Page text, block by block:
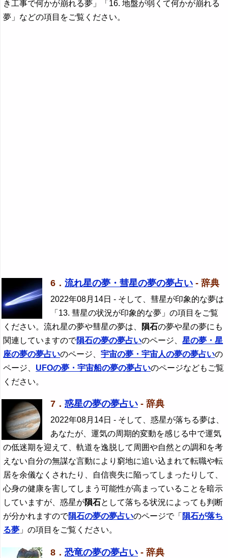
き工事で何かが崩れる夢」「16. 地盤が弱くて何かが崩れる
夢」などの項目をご覧ください。
6． 流れ星の夢・彗星の夢の夢占い - 辞典
2022年08月14日 - そして、彗星が印象的な夢は
「13. 彗星の状況が印象的な夢」の項目をご覧
ください。流れ星の夢や彗星の夢は、
隕石の夢や星の夢にも
関連していますので隕石の夢の夢占いのページ、星の夢・星
座の夢の夢占いのページ、宇宙の夢・宇宙人の夢の夢占いの
ページ、 UFOの夢・宇宙船の夢の夢占いのページなどもご覧
ください。
7． 惑星の夢の夢占い - 辞典
2022年08月14日 - そして、惑星が落ちる夢は、
あなたが、運気の周期的変動を感じる中で運気
の低迷期を迎えて、軌道を逸脱して周囲や自然との調和を考
えない自分の無謀な言動により窮地に追い込まれて転職や転
居を余儀なくされたり、自信喪失に陥ってしまったりして、
心身の健康を害してしまう可能性が高まっていることを暗示
していますが、惑星が隕石として落ちる状況によっても判断
が分かれますので隕石の夢の夢占いのページで「 隕石が落ち
る夢 」の項目をご覧ください。
8． 恐竜の夢の夢占い - 辞典